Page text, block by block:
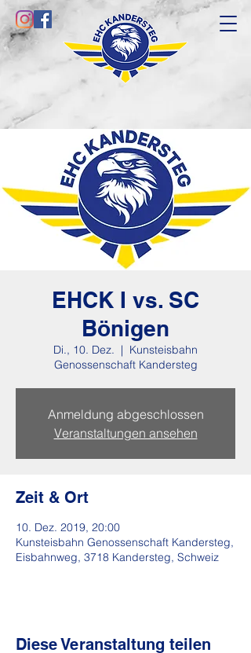
EHCK I vs. SC
Bönigen
Di., 10. Dez.
  |
Kunsteisbahn
Genossenschaft Kandersteg
Anmeldung abgeschlossen
Veranstaltungen ansehen
Zeit & Ort
10. Dez. 2019, 20:00
Kunsteisbahn Genossenschaft Kandersteg,
Eisbahnweg, 3718 Kandersteg, Schweiz
Diese Veranstaltung teilen